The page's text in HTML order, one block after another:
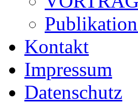
Kontakt
Impressum
Datenschutz